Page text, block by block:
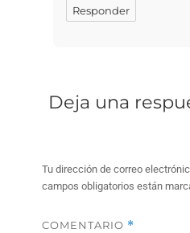
Responder
Deja una
Tu dirección de correo
campos obligatorios están
COMENTARIO *